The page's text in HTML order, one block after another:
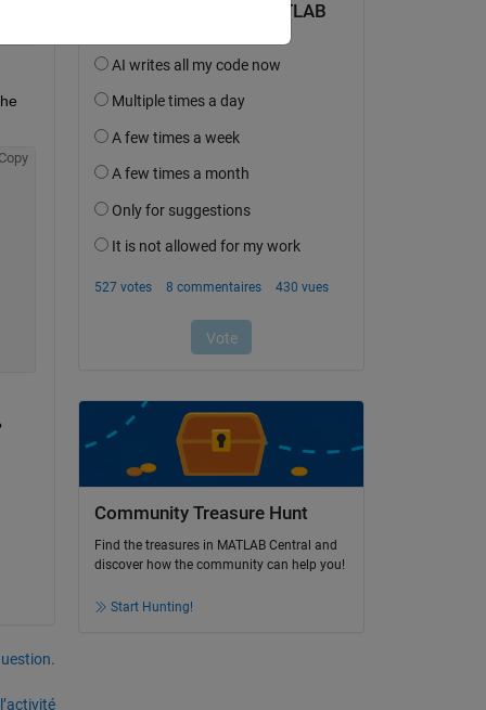
Community Treasure Hunt
Find the treasures in MATLAB Central and
discover how the community can help you!
Start Hunting!